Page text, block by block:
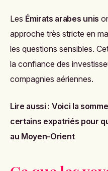
Les Émirats arabes unis
approche très stricte en
les questions sensibles.
la confiance des
compagnies aériennes.
Lire aussi : Voici la
certains expatriés pour
au Moyen-Orient